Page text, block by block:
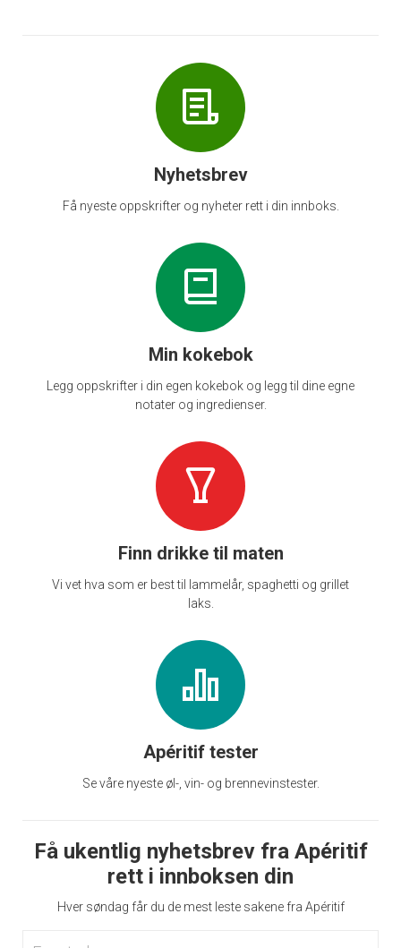
Nyhetsbrev
Få nyeste oppskrifter og nyheter rett i din innboks.
Min kokebok
Legg oppskrifter i din egen kokebok og legg til dine egne
notater og ingredienser.
Finn drikke til maten
Vi vet hva som er best til lammelår, spaghetti og grillet
laks.
Apéritif tester
Se våre nyeste øl-, vin- og brennevinstester.
Få ukentlig nyhetsbrev fra Apéritif
rett i innboksen din
Hver søndag får du de mest leste sakene fra Apéritif